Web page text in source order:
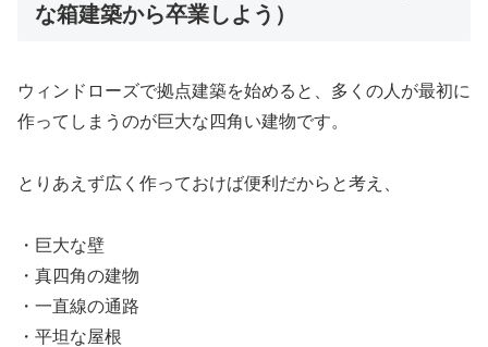
な箱建築から卒業しよう）
ウィンドローズで拠点建築を始めると、多くの人が最初に
作ってしまうのが巨大な四角い建物です。
とりあえず広く作っておけば便利だからと考え、
・巨大な壁
・真四角の建物
・一直線の通路
・平坦な屋根